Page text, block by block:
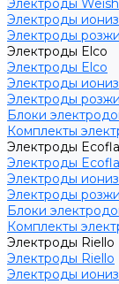
Электроды
Электроды
Электроды
Электроды Elco
Электроды Elco
Электроды
Электроды
Блоки
Комплекты
Электроды
Электроды
Электроды
Электроды
Блоки
Комплекты
Электроды Riello
Электроды Riello
Электроды